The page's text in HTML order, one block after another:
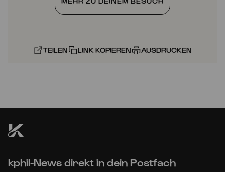
TEILEN LINK KOPIEREN AUSDRUCKEN
kphil-News direkt in dein Postfach